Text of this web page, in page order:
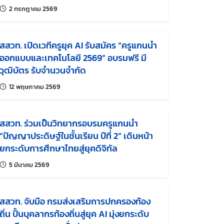
อย่างสร้างสรรค์และมีจริยธรรม
2 กรกฎาคม 2569
สสวท. เปิดเวทีครูยุค AI รับสมัคร “ครูแกนนำ
ออกแบบและเทคโนโลยี 2569” อบรมฟรี มี
วุฒิบัตร รับจำนวนจำกัด
12 พฤษภาคม 2569
สสวท. ร่วมเป็นวิทยากรอบรมครูแกนนำ
“ปัญญาประดิษฐ์ในชั้นเรียน ปีที่ 2” เดินหน้า
ยกระดับการศึกษาไทยสู่ยุคดิจิทัล
5 มีนาคม 2569
สสวท. จับมือ กรมส่งเสริมการปกครองท้อง
ถิ่น ปั้นบุคลากรท้องถิ่นสู่ยุค AI มุ่งยกระดับ